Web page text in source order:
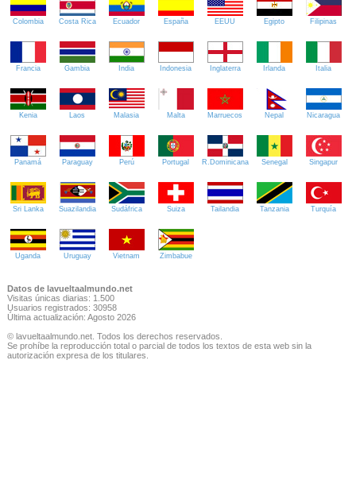
Colombia Costa Rica Ecuador España EEUU Egipto Filipinas
Francia Gambia India Indonesia Inglaterra Irlanda Italia
Kenia Laos Malasia Malta Marruecos Nepal Nicaragua
Panamá Paraguay Perú Portugal R.Dominicana Senegal Singapur
Sri Lanka Suazilandia Sudáfrica Suiza Tailandia Tanzania Turquía
Uganda Uruguay Vietnam Zimbabue
Datos de lavueltaalmundo.net
Visitas únicas diarias: 1.500
Usuarios registrados: 30958
Última actualización: Agosto 2026
© lavueltaalmundo.net. Todos los derechos reservados.
Se prohíbe la reproducción total o parcial de todos los textos de esta web sin la
autorización expresa de los titulares.